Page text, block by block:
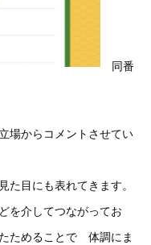
同番
場からコメントさせてい
目にも表れてきます。
を介してつながってお
ためることで 体調にま